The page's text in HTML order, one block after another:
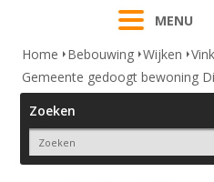
MENU
Home
Bebouwing Wijken
Gemeente gedoogt bewoning
Zoeken